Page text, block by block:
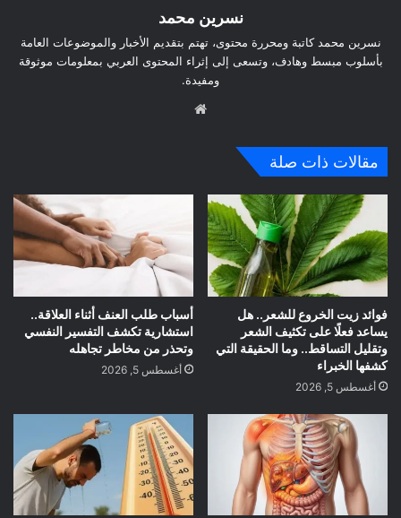
نسرين محمد
نسرين محمد كاتبة ومحررة محتوى، تهتم بتقديم الأخبار والموضوعات العامة
بأسلوب مبسط وهادف، وتسعى إلى إثراء المحتوى العربي بمعلومات موثوقة
ومفيدة.
مقالات ذات صلة
فوائد زيت الخروع للشعر.. هل
يساعد فعلًا على تكثيف الشعر
وتقليل التساقط.. وما الحقيقة التي
كشفها الخبراء
أغسطس 5, 2026
أسباب طلب العنف أثناء العلاقة..
استشارية تكشف التفسير النفسي
وتحذر من مخاطر تجاهله
أغسطس 5, 2026